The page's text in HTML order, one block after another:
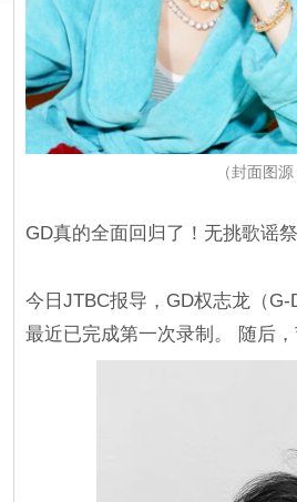
（封面图
GD真的全面回归了！无挑歌谣
今日JTBC报导，GD权志龙（G-
最近已完成第一次录制。 随后